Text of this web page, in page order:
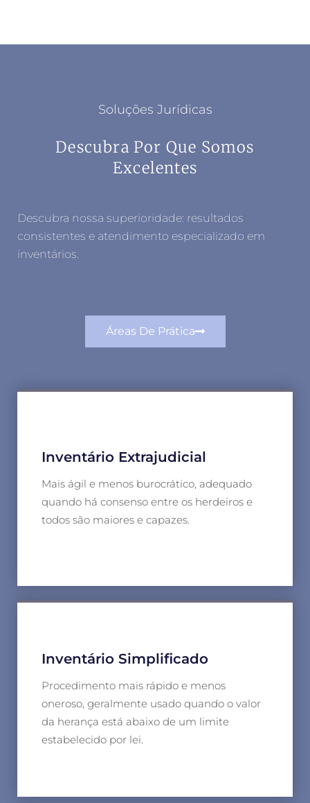
Soluções Jurídicas
Descubra Por Que Somos
Excelentes
Descubra nossa superioridade: resultados
consistentes e atendimento especializado em
inventários.
Áreas De Prática
Inventário Extrajudicial
Mais ágil e menos burocrático, adequado
quando há consenso entre os herdeiros e
todos são maiores e capazes.
Inventário Simplificado
Procedimento mais rápido e menos
oneroso, geralmente usado quando o valor
da herança está abaixo de um limite
estabelecido por lei.